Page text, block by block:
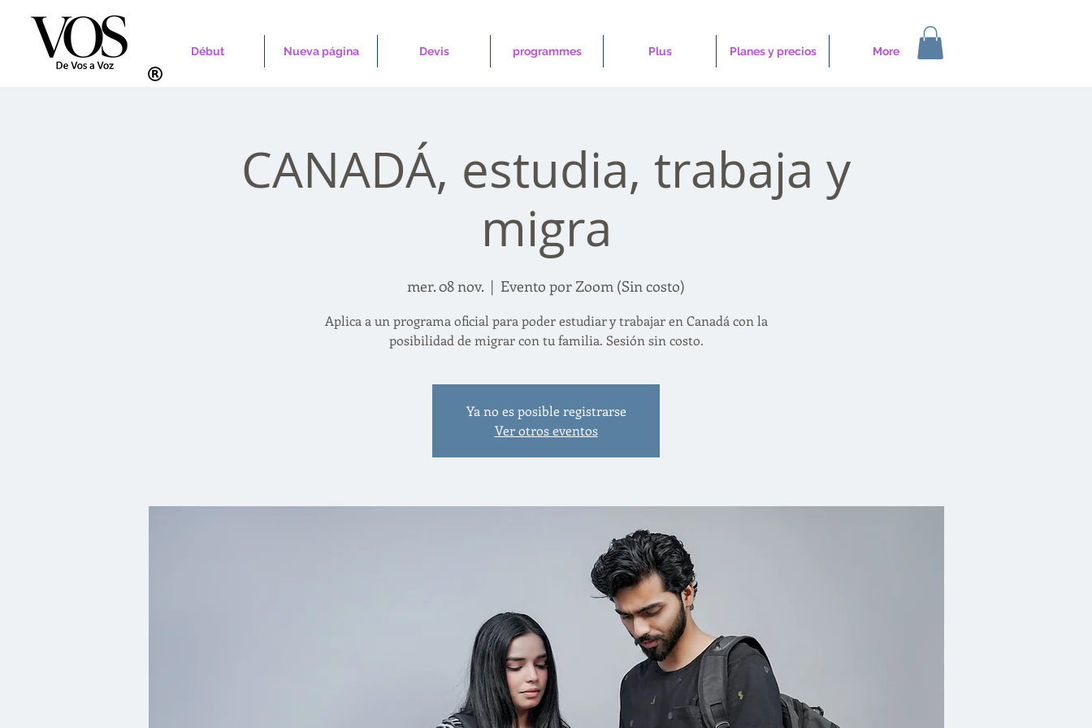
Début Nueva página Devis programmes Plus Planes y precios More
CANADÁ, estudia, trabaja y
migra
mer. 08 nov.
  |
Evento por Zoom (Sin costo)
Aplica a un programa oficial para poder estudiar y trabajar en Canadá con la
posibilidad de migrar con tu familia. Sesión sin costo.
Ya no es posible registrarse
Ver otros eventos